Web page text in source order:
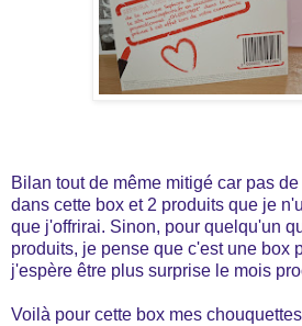
Bilan tout de même mitigé car pas
dans cette box et 2 produits que je
que j'offrirai. Sinon, pour quelqu'un
produits, je pense que c'est une box
j'espère être plus surprise le mois
Voilà pour cette box mes